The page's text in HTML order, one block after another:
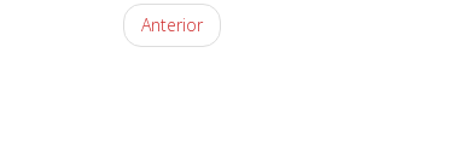
Anterior